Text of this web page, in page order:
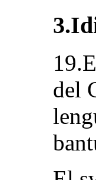
del